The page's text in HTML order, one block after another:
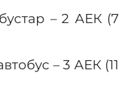
– 2 АЕК (7
– 3 АЕК (11